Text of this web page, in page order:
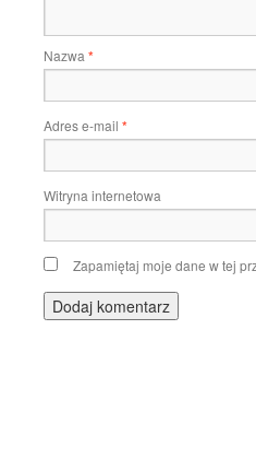
Nazwa *
Adres e-mail *
Witryna internetowa
Zapamiętaj moje dane w tej